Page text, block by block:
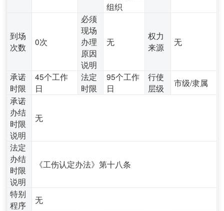
组织
到场
次数
0次
必须
现场
办理
原因
说明
无
权力
来源
无
承诺
时限
45个工作
日
法定
时限
95个工作
日
行使
层级
市级/隶属
承诺
办结
时限
说明
无
法定
办结
时限
说明
《工伤认定办法》第十八条
特别
程序
无